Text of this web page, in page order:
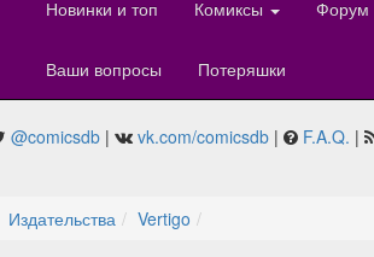
Новинки и топ Комиксы Форум
Ваши вопросы Потеряшки
@comicsdb | vk.com/comicsdb | F.A.Q. |
Издательства Vertigo